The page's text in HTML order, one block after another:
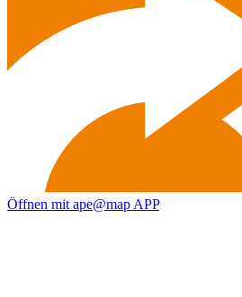
Öffnen mit ape@map APP